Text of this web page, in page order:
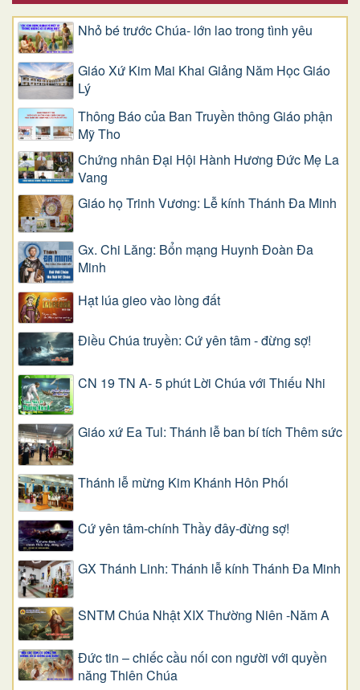
Nhỏ bé trước Chúa- lớn lao trong tình yêu
Giáo Xứ Kim Mai Khai Giảng Năm Học Giáo
Lý
Thông Báo của Ban Truyền thông Giáo phận
Mỹ Tho
Chứng nhân Đại Hội Hành Hương Đức Mẹ La
Vang
Giáo họ Trinh Vương: Lễ kính Thánh Đa Minh
Gx. Chi Lăng: Bổn mạng Huynh Đoàn Đa
Minh
Hạt lúa gieo vào lòng đất
Điều Chúa truyền: Cứ yên tâm - đừng sợ!
CN 19 TN A- 5 phút Lời Chúa với Thiếu Nhi
Giáo xứ Ea Tul: Thánh lễ ban bí tích Thêm sức
Thánh lễ mừng Kim Khánh Hôn Phối
Cứ yên tâm-chính Thầy đây-đừng sợ!
GX Thánh Linh: Thánh lễ kính Thánh Đa Minh
SNTM Chúa Nhật XIX Thường Niên -Năm A
Đức tin – chiếc cầu nối con người với quyền
năng Thiên Chúa